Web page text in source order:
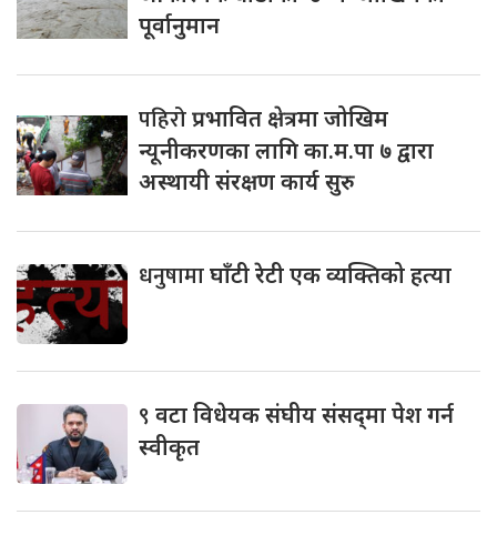
पूर्वानुमान
पहिरोप्रभावित क्षेत्रमा जोखिम
न्यूनीकरणका लागि का.म.पा ७ द्वारा
अस्थायी संरक्षण कार्य सुरु
धनुषामाघाँटी रेटी एक व्यक्तिको हत्या
९ वटा विधेयक संघीय संसद्‌मा पेश गर्न
स्वीकृत